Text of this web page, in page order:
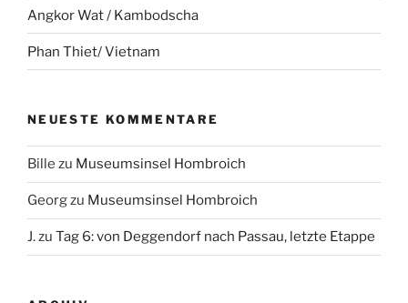
Angkor Wat / Kambodscha
Phan Thiet/ Vietnam
NEUESTE KOMMENTARE
Bille zu Museumsinsel Hombroich
Georgzu Museumsinsel Hombroich
J.zu Tag 6: von Deggendorf nach Passau, letzte Etappe